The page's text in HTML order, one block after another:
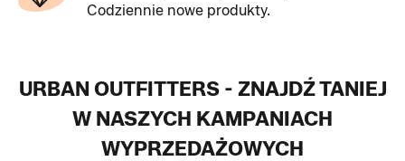
Codziennie nowe produkty.
URBAN OUTFITTERS - ZNAJDŹ TANIEJ
W NASZYCH KAMPANIACH
WYPRZEDAŻOWYCH